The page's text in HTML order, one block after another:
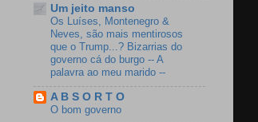
Um jeito manso
Os Luíses, Montenegro &
Neves, são mais mentirosos
que o Trump...? Bizarrias do
governo cá do burgo -- A
palavra ao meu marido --
A B S O R T O
O bom governo